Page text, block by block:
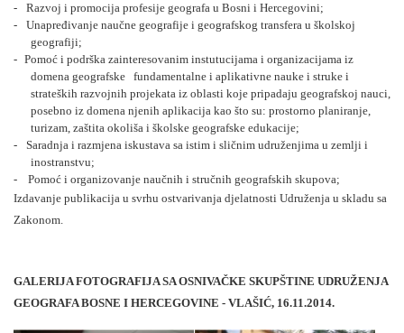
-
Razvoj i promocija profesije geografa u Bosni i Hercegovini;
-
Unapređivanje naučne geografije i geografskog transfera u školskoj
geografiji;
- Pomoć i podrška zainteresovanim instutucijama i organizacijama iz
domena geografske fundamentalne i aplikativne nauke i struke i
strateških razvojnih projekata iz oblasti koje pripadaju geografskoj nauci,
posebno iz domena njenih aplikacija kao što su: prostorno planiranje,
turizam, zaštita okoliša i školske geografske edukacije;
-
Saradnja i razmjena iskustava sa istim i sličnim udruženjima u zemlji i
inostranstvu;
-
Pomoć i organizovanje naučnih i stručnih geografskih skupova;
Izdavanje publikacija u svrhu ostvarivanja djelatnosti Udruženja u skladu sa
Zakonom.
GALERIJA FOTOGRAFIJA SA OSNIVAČKE SKUPŠTINE UDRUŽENJA
GEOGRAFA BOSNE I HERCEGOVINE - VLAŠIĆ, 16.11.2014.